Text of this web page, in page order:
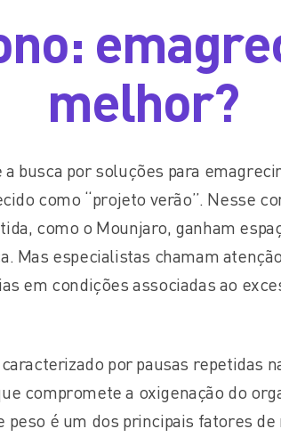
melhor?
busca por soluções para
como “projeto verão”. Nesse
como o Mounjaro, ganham
Mas especialistas chamam
em condições associadas ao
por pausas repetidas
compromete a oxigenação do
peso é um dos principais fatores de